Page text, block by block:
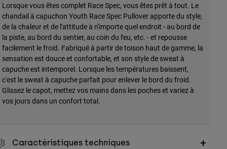
Lorsque vous êtes complet Race Spec, vous êtes prêt à tout. Le
chandail à capuchon Youth Race Spec Pullover apporte du style,
de la chaleur et de l'attitude à n'importe quel endroit - au bord de
la piste, au bord du sentier, au coin du feu, etc. - et repousse
facilement le froid. Fabriqué à partir de toison haut de gamme, la
sensation est douce et confortable, et son style de sweat à
capuche est intemporel. Lorsque les températures baissent,
c'est le sweat à capuche parfait pour enlever le bord du froid.
Glissez le capot, mettez vos mains dans les poches et variez à
vos jours dans un confort total.
Caractéristiques techniques